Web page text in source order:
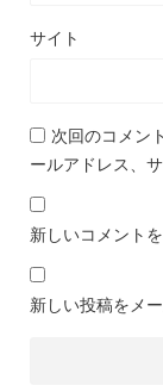
サイト
次回のコメン
ールアドレス、
新しいコメント
新しい投稿をメ